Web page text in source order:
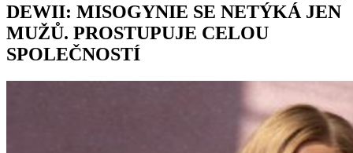
DEWII: MISOGYNIE SE NETÝKÁ JEN
MUŽŮ. PROSTUPUJE CELOU
SPOLEČNOSTÍ